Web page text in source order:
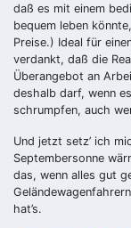
daß es mit einem
bequem leben
Preise.) Ideal für
verdankt, daß die
Überangebot an
deshalb darf, wenn
schrumpfen, auch
Und jetzt setz’ ich
Septembersonne
das, wenn alles gut
hat’s.